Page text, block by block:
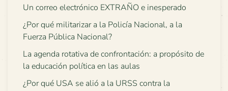
Un correo electrónico EXTRAÑO e inesperado
¿Por qué militarizar a la Policía Nacional, a la
Fuerza Pública Nacional?
La agenda rotativa de confrontación: a propósito de
la educación política en las aulas
¿Por qué USA se alió a la URSS contra la